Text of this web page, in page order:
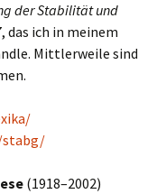
der Stabilität und
das ich in meinem
Mittlerweile sind
stabg/
(1918–2002)